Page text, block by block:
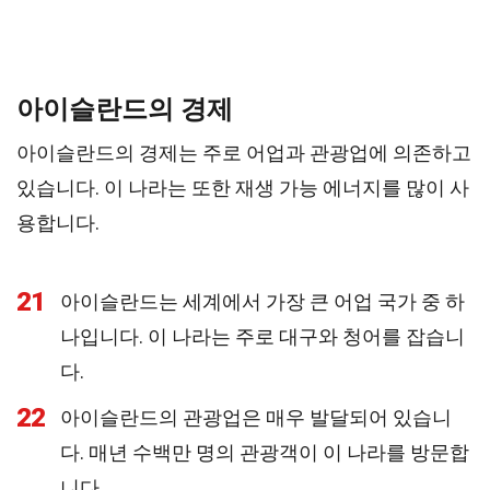
아이슬란드의 경제
아이슬란드의 경제는 주로 어업과 관광업에 의존하고
있습니다. 이 나라는 또한 재생 가능 에너지를 많이 사
용합니다.
21
아이슬란드는 세계에서 가장 큰 어업 국가 중 하
나입니다. 이 나라는 주로 대구와 청어를 잡습니
다.
22
아이슬란드의 관광업은 매우 발달되어 있습니
다. 매년 수백만 명의 관광객이 이 나라를 방문합